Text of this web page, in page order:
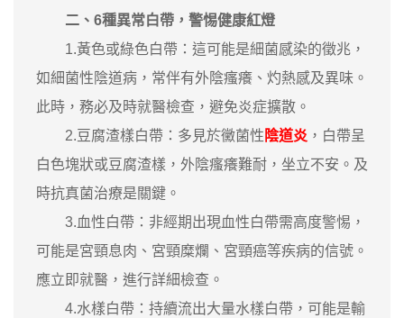
二、6種異常白帶，警惕健康紅燈
1.黃色或綠色白帶：這可能是細菌感染的徵兆，
如細菌性陰道病，常伴有外陰瘙癢、灼熱感及異味。
此時，務必及時就醫檢查，避免炎症擴散。
2.豆腐渣樣白帶：多見於黴菌性 陰道炎 ，白帶呈
白色塊狀或豆腐渣樣，外陰瘙癢難耐，坐立不安。及
時抗真菌治療是關鍵。
3.血性白帶：非經期出現血性白帶需高度警惕，
可能是宮頸息肉、宮頸糜爛、宮頸癌等疾病的信號。
應立即就醫，進行詳細檢查。
4.水樣白帶：持續流出大量水樣白帶，可能是輸